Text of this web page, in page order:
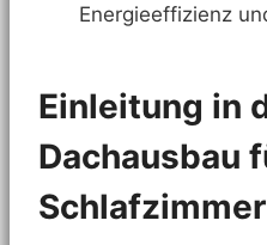
Energieeffizienz
Einleitung in
Dachausbau
Schlafzimmer